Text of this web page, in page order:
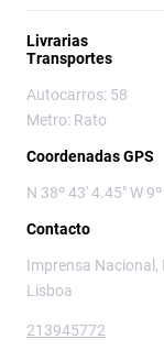
Livrarias
Transportes
Autocarros: 58
Metro: Rato
Coordenadas GPS
N 38º 43' 4.45" W
Contacto
Imprensa Nacional,
Lisboa
213945772